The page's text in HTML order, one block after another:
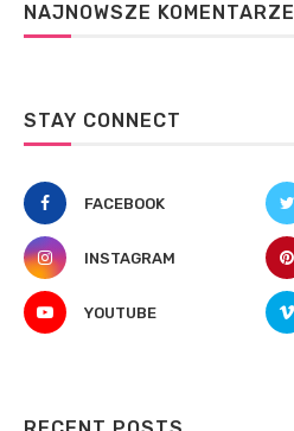
NAJNOWSZE KOMENTARZE
STAY CONNECT
FACEBOOK
INSTAGRAM
YOUTUBE